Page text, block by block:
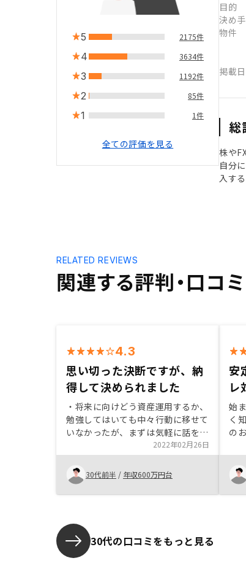
5 2175件
4 3634件
3 1192件
2 85件
1 1件
全ての評価を見る
目的
決め手
物件
掲載日
総
株や
自分
入す
関連する評判・口コミ
RELATED REVIEWS
4.3
思い切った決断ですが、納
得して決められました
・将来に向けどう資産運用するか、
勉強してはいても中々行動に移せて
いなかったが、まずは気軽に話を聞
くところから、始めると良いと思い
ます。 ・一定のリスクはあるが、
管理体制がしっかりしており、また
担当営業の対応も良かったため、最
終的に購入を決断しました。
2022年02月26日
30代前半 / 年収600万円台
安
レ
始
く
の
て
感
フ
が
始
30代の口コミをもっと見る